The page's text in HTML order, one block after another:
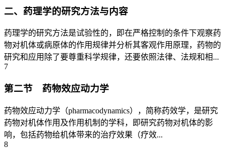
二、药理学的研究方法与内容
药理学的研究方法是试验性的，即在严格控制的条件下观察药
物对机体或病原体的作用规律并分析其客观作用原理，药物的
研究和应用除了要尊重科学规律，还要依照法律、法规和相...
7
第二节 药物效应动力学
药物效应动力学（pharmacodynamics），简称药效学，是研究
药物对机体作用及作用机制的学科，即研究药物对机体的影
响，包括药物给机体带来的治疗效果（疗效...
8